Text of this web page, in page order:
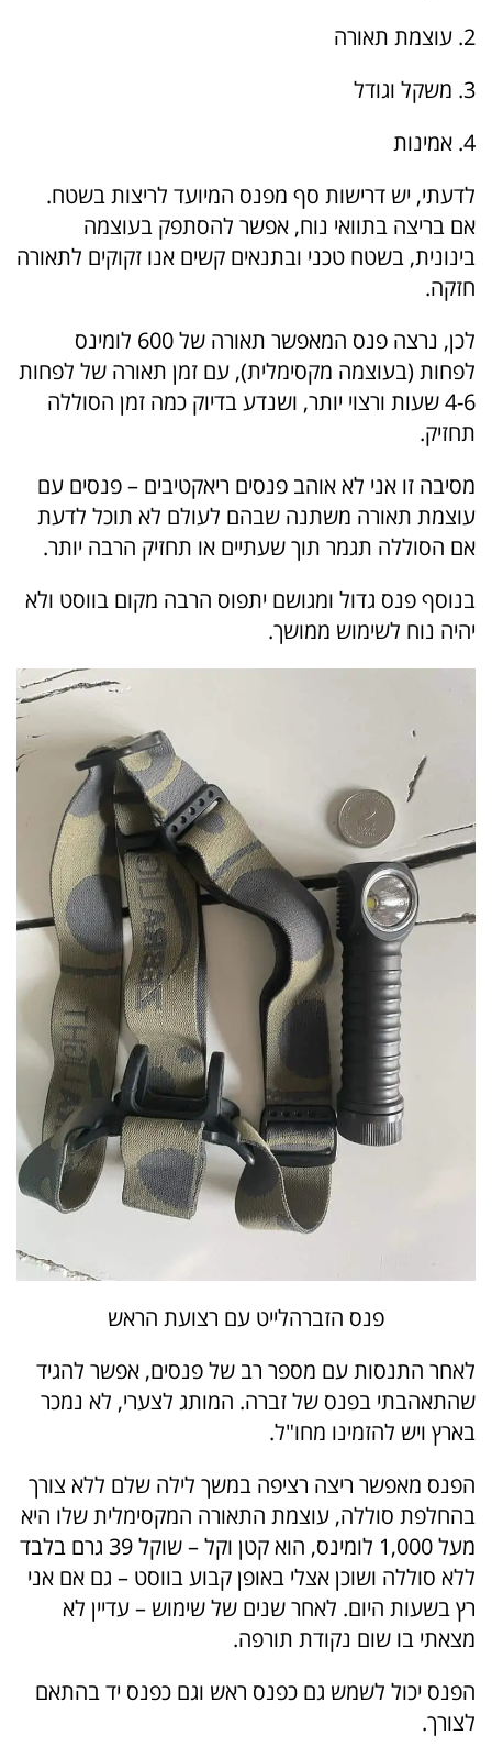
2. עוצמת תאורה
3. משקל וגודל
4. אמינות
לדעתי, יש דרישות סף מפנס המיועד לריצות בשטח.
אם בריצה בתוואי נוח, אפשר להסתפק בעוצמה
בינונית, בשטח טכני ובתנאים קשים אנו זקוקים לתאורה
חזקה.
לכן, נרצה פנס המאפשר תאורה של 600 לומינס
לפחות (בעוצמה מקסימלית), עם זמן תאורה של לפחות
4-6 שעות ורצוי יותר, ושנדע בדיוק כמה זמן הסוללה
תחזיק.
מסיבה זו אני לא אוהב פנסים ריאקטיבים – פנסים עם
עוצמת תאורה משתנה שבהם לעולם לא תוכל לדעת
אם הסוללה תגמר תוך שעתיים או תחזיק הרבה יותר.
בנוסף פנס גדול ומגושם יתפוס הרבה מקום בווסט ולא
יהיה נוח לשימוש ממושך.
פנס הזברהלייט עם רצועת הראש
לאחר התנסות עם מספר רב של פנסים, אפשר להגיד
שהתאהבתי בפנס של זברה. המותג לצערי, לא נמכר
בארץ ויש להזמינו מחו"ל.
הפנס מאפשר ריצה רציפה במשך לילה שלם ללא צורך
בהחלפת סוללה, עוצמת התאורה המקסימלית שלו היא
מעל 1,000 לומינס, הוא קטן וקל – שוקל 39 גרם בלבד
ללא סוללה ושוכן אצלי באופן קבוע בווסט – גם אם אני
רץ בשעות היום. לאחר שנים של שימוש – עדיין לא
מצאתי בו שום נקודת תורפה.
הפנס יכול לשמש גם כפנס ראש וגם כפנס יד בהתאם
לצורך.